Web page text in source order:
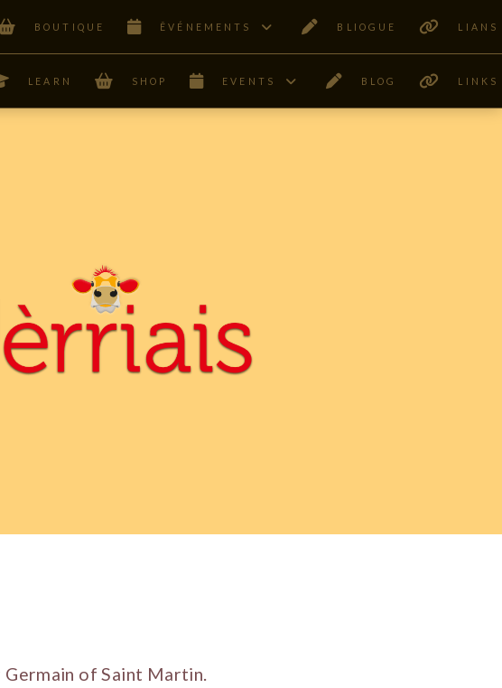
BOUTIQUE ÊVÉNEMENTS BLIOGUE LIANS
LEARN SHOP EVENTS BLOG LINKS
of Saint Martin.